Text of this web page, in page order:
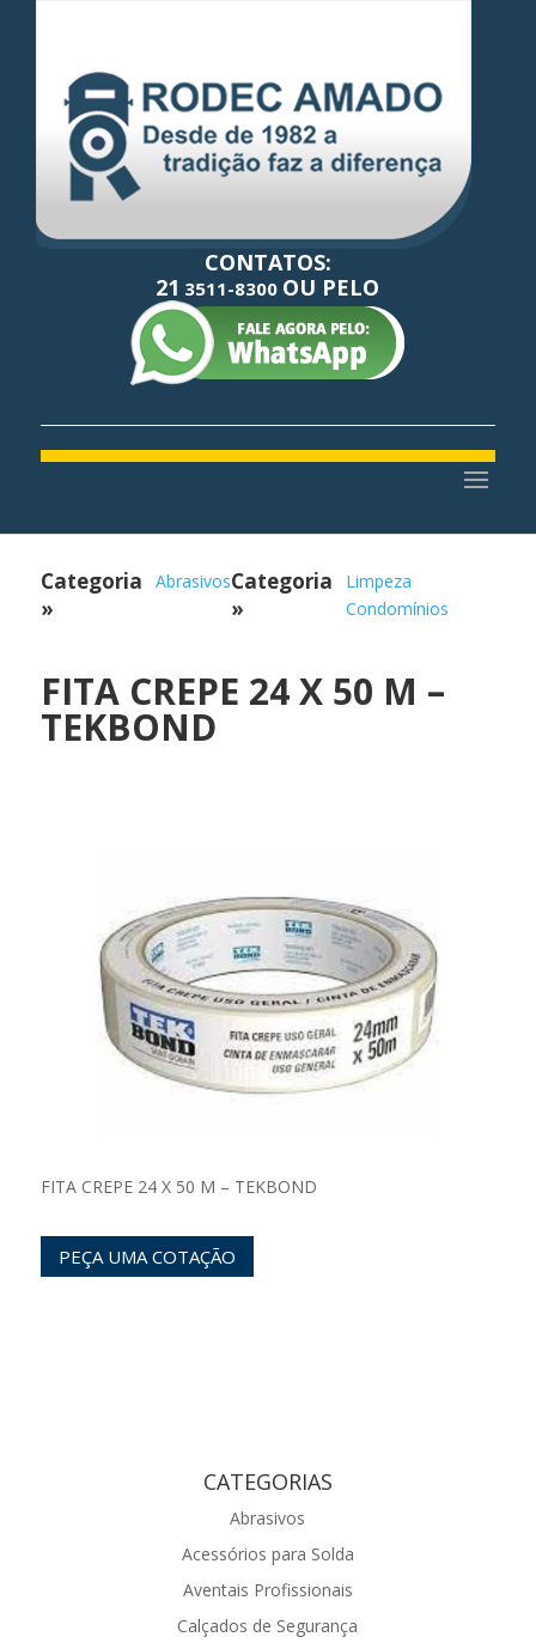
CONTATOS:
21 3511-8300 OU PELO
Categoria
»
AbrasivosCategoria
»
Limpeza
Condomínios
FITA CREPE 24 X 50 M –
TEKBOND
FITA CREPE 24 X 50 M – TEKBOND
PEÇA UMA COTAÇÃO
CATEGORIAS
Abrasivos
Acessórios para Solda
Aventais Profissionais
Calçados de Segurança